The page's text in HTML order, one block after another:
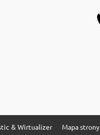
& Wirtualizer Mapa strony